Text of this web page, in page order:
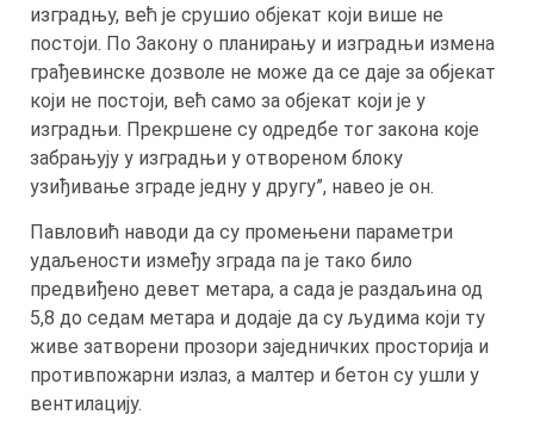
изградњу, већ је срушио објекат који више не
постоји. По Закону о планирању и изградњи измена
грађевинске дозволе не може да се даје за објекат
који не постоји, већ само за објекат који је у
изградњи. Прекршене су одредбе тог закона које
забрањују у изградњи у отвореном блоку
узиђивање зграде једну у другу”, навео је он.
Павловић наводи да су промењени параметри
удаљености између зграда па је тако било
предвиђено девет метара, а сада је раздаљина од
5,8 до седам метара и додаје да су људима који ту
живе затворени прозори заједничких просторија и
противпожарни излаз, а малтер и бетон су ушли у
вентилацију.